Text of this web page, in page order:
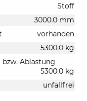
Stoff
3000.0 mm
vorhanden
5300.0 kg
Ablastung
5300.0 kg
unfallfrei